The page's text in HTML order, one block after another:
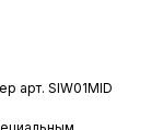
арт. SIW01MID